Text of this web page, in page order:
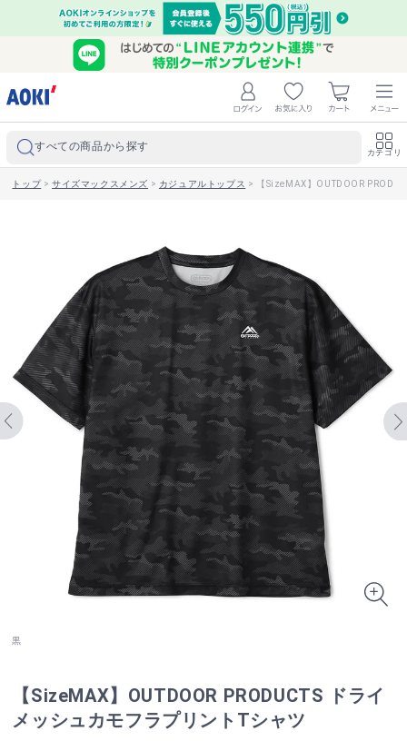
すべての商品から探す カテゴリ
トップ>サイズマックスメンズ > カジュアルトップス > 【SizeMAX】OUTDOOR
黒
【SizeMAX】OUTDOOR PRODUCTS ドライ
メッシュカモフラプリントTシャツ